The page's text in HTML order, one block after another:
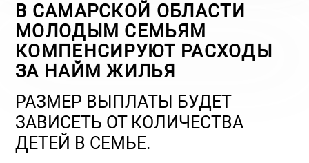
В САМАРСКОЙ ОБЛАСТИ
МОЛОДЫМ СЕМЬЯМ
КОМПЕНСИРУЮТ РАСХОДЫ
ЗА НАЙМ ЖИЛЬЯ
РАЗМЕР ВЫПЛАТЫ БУДЕТ
ЗАВИСЕТЬ ОТ КОЛИЧЕСТВА
ДЕТЕЙ В СЕМЬЕ.